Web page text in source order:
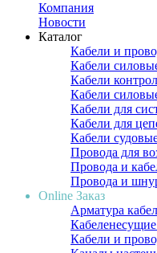
Компания
Новости
Каталог
Кабели и
Кабели
Кабели
Кабели
Кабели для
Кабели для
Кабели
Провода для
Провода и
Провода и
Online Заказ
Арматура
Кабели и